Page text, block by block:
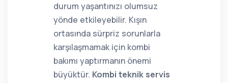
durum yaşantınızı olumsuz
yönde etkileyebilir. Kışın
ortasında sürpriz sorunlarla
karşılaşmamak için kombi
bakımı yaptırmanın önemi
büyüktür. Kombi teknik servis